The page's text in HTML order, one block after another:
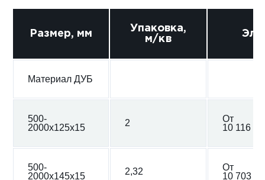
Размер, мм
Упаковка,
м/кв
Материал ДУБ
500-
2000х125х15
2
От
10 116 ₽
500-
2000х145х15
2,32
От
10 703 ₽